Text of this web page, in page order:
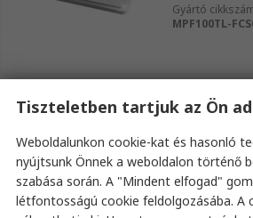
Gyártó
MPF100TL-
AEC-Q100
MPF500T-
481000
1152-
Tiszteletben tartjuk az Ön
Weboldalunkon cookie-kat és hasonló
nyújtsunk Önnek a weboldalon történő
szabása során. A "Mindent elfogad"
létfontosságú cookie feldolgozásába.